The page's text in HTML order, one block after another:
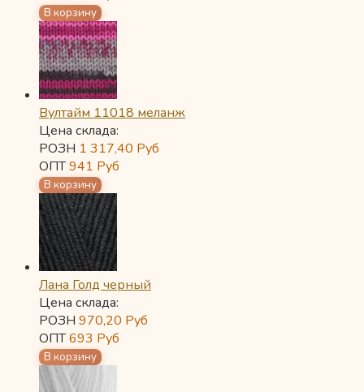
Вултайм 11018 меланж
Цена склада:
РОЗН 1 317,40 Руб
ОПТ941 Руб
Лана Голд черный
Цена склада:
РОЗН 970,20 Руб
ОПТ693 Руб